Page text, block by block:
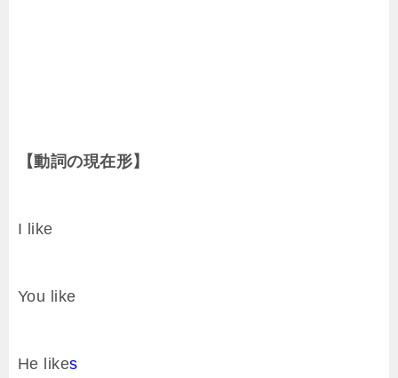
【動詞の現在形】
I like
You like
He likes